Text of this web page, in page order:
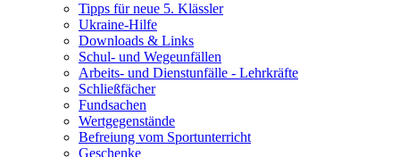
Tipps für neue 5. Klässler
Ukraine-Hilfe
Downloads & Links
Schul- und Wegeunfällen
Arbeits- und Dienstunfälle - Lehrkräfte
Schließfächer
Fundsachen
Wertgegenstände
Befreiung vom Sportunterricht
Geschenke